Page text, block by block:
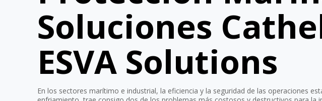
Soluciones
ESVA Solutions
En los sectores marítimo e industrial, la eficiencia y la seguridad de las operaciones